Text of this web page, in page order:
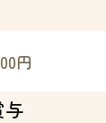
円
与